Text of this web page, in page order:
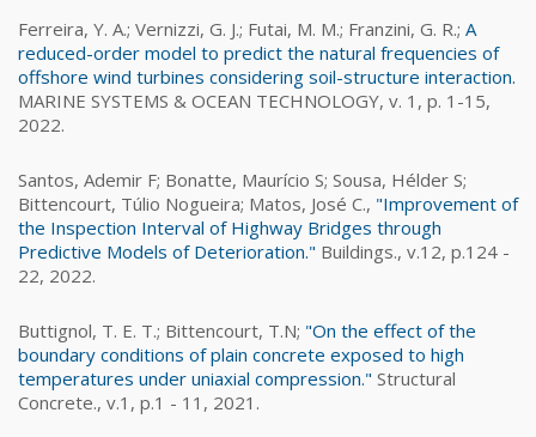
Ferreira, Y. A.; Vernizzi, G. J.; Futai, M. M.; Franzini, G. R.; A
reduced-order model to predict the natural frequencies of
offshore wind turbines considering soil-structure interaction.
MARINE SYSTEMS & OCEAN TECHNOLOGY, v. 1, p. 1-15,
2022.
Santos, Ademir F; Bonatte, Maurício S; Sousa, Hélder S;
Bittencourt, Túlio Nogueira; Matos, José C., "Improvement of
the Inspection Interval of Highway Bridges through
Predictive Models of Deterioration." Buildings., v.12, p.124 -
22, 2022.
Buttignol, T. E. T.; Bittencourt, T.N; "On the effect of the
boundary conditions of plain concrete exposed to high
temperatures under uniaxial compression." Structural
Concrete., v.1, p.1 - 11, 2021.